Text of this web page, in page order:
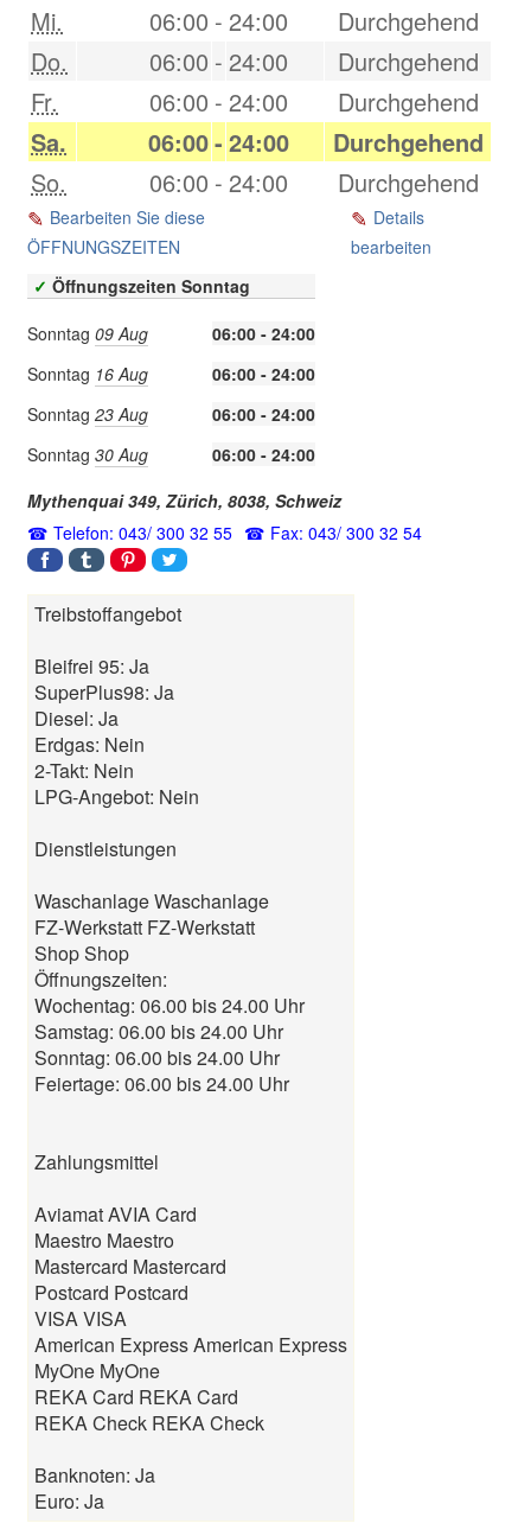
Mi.
06:00 - 24:00
Durchgehend
Do.
06:00 - 24:00
Durchgehend
Fr.
06:00 - 24:00
Durchgehend
Sa.
06:00- 24:00
Durchgehend
So.
06:00 - 24:00 Durchgehend
Bearbeiten Sie diese
ÖFFNUNGSZEITEN
Details
bearbeiten
✓ Öffnungszeiten Sonntag
Sonntag 09 Aug
06:00 - 24:00
Sonntag 16 Aug
06:00 - 24:00
Sonntag 23 Aug
06:00 - 24:00
Sonntag 30 Aug
06:00 - 24:00
Mythenquai 349, Zürich, 8038, Schweiz
Telefon: 043/ 300 32 55
Fax: 043/ 300 32 54
Treibstoffangebot
Bleifrei 95: Ja
SuperPlus98: Ja
Diesel: Ja
Erdgas: Nein
2-Takt: Nein
LPG-Angebot: Nein
Dienstleistungen
Waschanlage Waschanlage
FZ-Werkstatt FZ-Werkstatt
Shop Shop
Öffnungszeiten:
Wochentag: 06.00 bis 24.00 Uhr
Samstag: 06.00 bis 24.00 Uhr
Sonntag: 06.00 bis 24.00 Uhr
Feiertage: 06.00 bis 24.00 Uhr
Zahlungsmittel
Aviamat AVIA Card
Maestro Maestro
Mastercard Mastercard
Postcard Postcard
VISA VISA
American Express American Express
MyOne MyOne
REKA Card REKA Card
REKA Check REKA Check
Banknoten: Ja
Euro: Ja